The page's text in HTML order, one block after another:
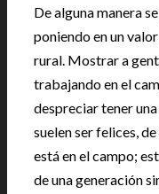
De alguna manera
poniendo en un
rural. Mostrar a
trabajando en el
despreciar tener
suelen ser felices,
está en el campo;
de una generación